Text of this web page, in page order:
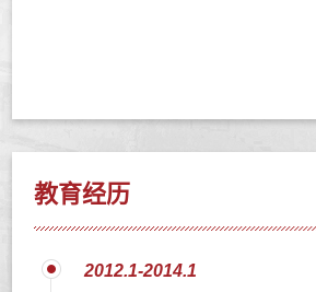
教育经历
2012.1-2014.1